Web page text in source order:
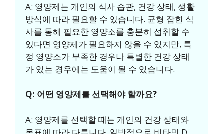
A: 영양제는 개인의 식사 습관, 건강 상태, 생활
방식에 따라 필요할 수 있습니다. 균형 잡힌 식
사를 통해 필요한 영양소를 충분히 섭취할 수
있다면 영양제가 필요하지 않을 수 있지만, 특
정 영양소가 부족한 경우나 특별한 건강 상태
가 있는 경우에는 도움이 될 수 있습니다.
Q: 어떤 영양제를 선택해야 할까요?
A: 영양제를 선택할 때는 개인의 건강 상태와
목표에 따라 다릅니다. 일반적으로 비타민 D,